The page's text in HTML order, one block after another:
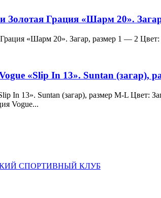
Золотая Грация «Шарм 20».
«Шарм 20». Загар, размер 1 — 2
«Slip In 13». Suntan (загар),
In 13». Suntan (загар), размер M-L Цвет:
Vogue...
СПОРТИВНЫЙ КЛУБ